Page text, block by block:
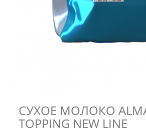
СУХОЕ МОЛОКО
TOPPING NEW LINE